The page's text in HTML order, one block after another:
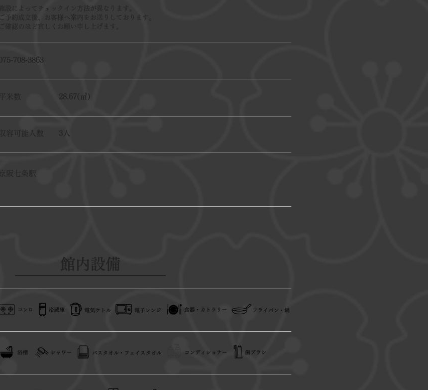
施設によってチェックイン方法が異なります。
ご予約成立後、お客様へ案内をお送りしております。
ご確認のほど宜しくお願い申し上げます。
075-708-3863
平米数 28.67(㎡)
収容可能人数 3人
京阪七条駅
館内設備